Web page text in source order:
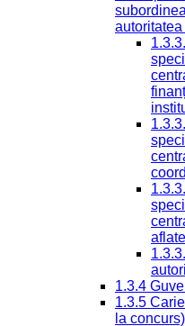
1.3.4
1.3.5
la concurs)